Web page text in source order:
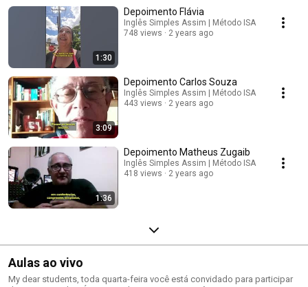
Inglês Simples Assim. É uma honra e um prazer para mim acompanhar e
estar ao lado dos alunos durante cada lição e cada aula e cada passo
que damos juntos rumo à fluência na língua inglesa, venha você também
ser um aluno, uma aluna, do Método ISA!
1:30
Depoimento Flávia
Inglês Simples Assim | Método ISA
748 views
2 years ago
3:09
Depoimento Carlos Souza
Inglês Simples Assim | Método ISA
443 views
2 years ago
1:36
Depoimento Matheus Zugaib
Inglês Simples Assim | Método ISA
418 views
2 years ago
Aulas ao vivo
My dear students, toda quarta-feira você está convidado para participar